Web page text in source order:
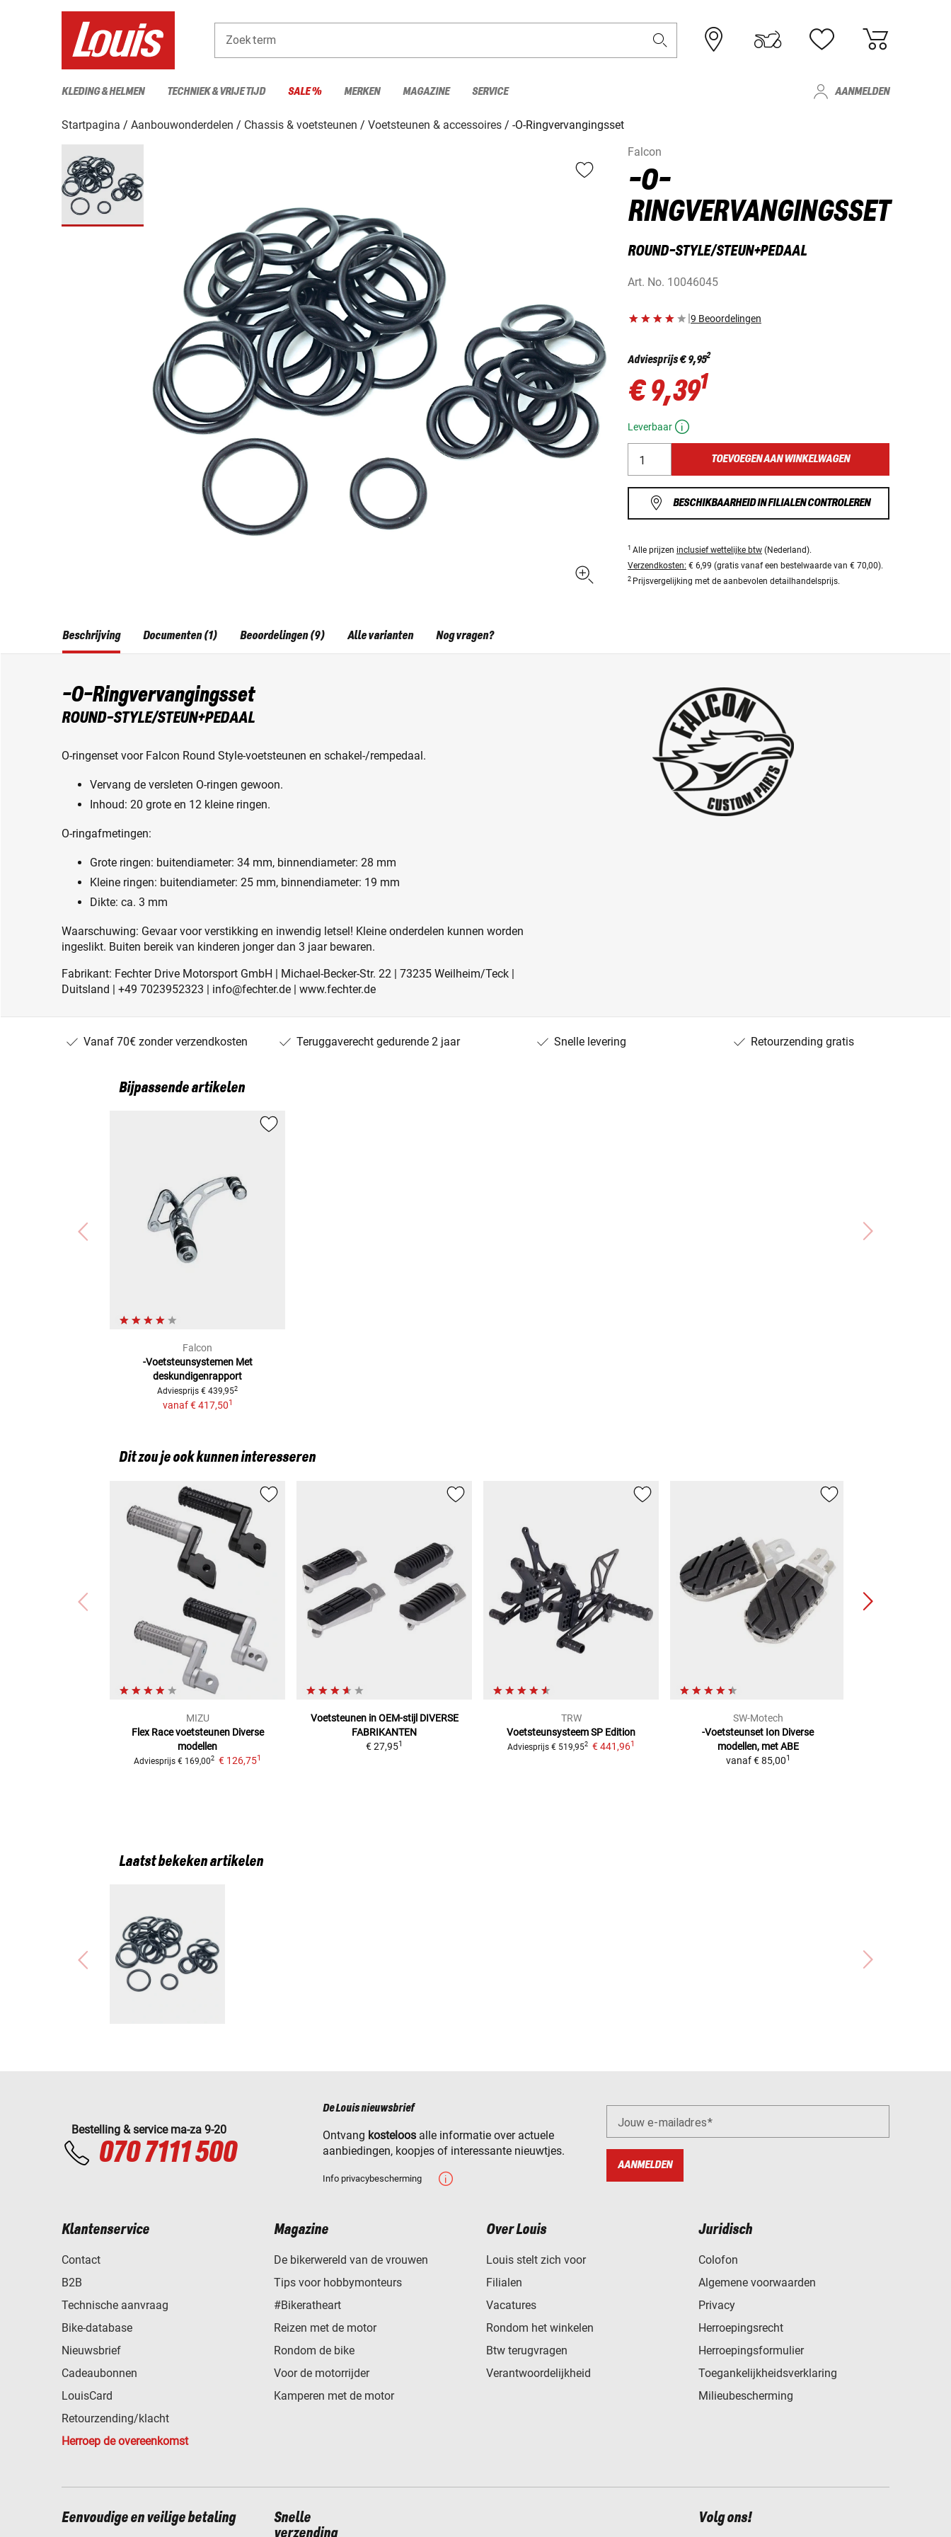
Zoekterm
KLEDING & HELMEN TECHNIEK & VRIJE TIJD SALE % MERKEN MAGAZINE SERVICE AANMELDEN
Startpagina Aanbouwonderdelen Chassis & voetsteunen Voetsteunen & accessoires
-O-Ringvervangingsset
Falcon
-O-
RINGVERVANGINGSSET
ROUND-STYLE/STEUN+PEDAAL
Art. No. 10046045
|9 Beoordelingen
Adviesprijs€ 9,952
€ 9,391
Leverbaar
TOEVOEGEN AAN WINKELWAGEN
BESCHIKBAARHEID IN FILIALEN CONTROLEREN
1 Alle prijzen inclusief wettelijke btw (Nederland).
Verzendkosten: € 6,99 (gratis vanaf een bestelwaarde van € 70,00).
2 Prijsvergelijking met de aanbevolen detailhandelsprijs.
Beschrijving
-O-Ringvervangingsset
ROUND-STYLE/STEUN+PEDAAL
O-ringenset voor Falcon Round Style-voetsteunen en schakel-/rempedaal.
Vervang de versleten O-ringen gewoon.
Inhoud: 20 grote en 12 kleine ringen.
O-ringafmetingen:
Grote ringen: buitendiameter: 34 mm, binnendiameter: 28 mm
Kleine ringen: buitendiameter: 25 mm, binnendiameter: 19 mm
Dikte: ca. 3 mm
Waarschuwing: Gevaar voor verstikking en inwendig letsel! Kleine onderdelen kunnen worden
ingeslikt. Buiten bereik van kinderen jonger dan 3 jaar bewaren.
Fabrikant: Fechter Drive Motorsport GmbH | Michael-Becker-Str. 22 | 73235 Weilheim/Teck |
Duitsland | +49 7023952323 | info@fechter.de | www.fechter.de
Documenten (1) Beoordelingen (9) Alle varianten Nog vragen?
Vanaf 70€ zonder verzendkosten Teruggaverecht gedurende 2 jaar Snelle levering Retourzending gratis
Bijpassende artikelen
Falcon
-Voetsteunsystemen Met
deskundigenrapport
Adviesprijs € 439,952
vanaf € 417,501
Dit zou je ook kunnen interesseren
MIZU
Flex Race voetsteunen Diverse
modellen
Adviesprijs € 169,002 € 126,751
Voetsteunen in OEM-stijl DIVERSE
FABRIKANTEN
€ 27,951
TRW
VoetsteunsysteemSP Edition
Adviesprijs € 519,952 € 441,961
SW-Motech
-Voetsteunset Ion Diverse
modellen, met ABE
vanaf € 85,001
Laatst bekeken artikelen
Bestelling & service ma-za 9-20
070 7111 500
De Louis nieuwsbrief
Ontvang kosteloos alle informatie over actuele
aanbiedingen, koopjes of interessante nieuwtjes.
Info privacybescherming
Jouw e-mailadres
AANMELDEN
Klantenservice
Contact
B2B
Technische aanvraag
Bike-database
Nieuwsbrief
Cadeaubonnen
LouisCard
Retourzending/klacht
Herroep de overeenkomst
Magazine
De bikerwereld van de vrouwen
Tips voor hobbymonteurs
#Bikeratheart
Reizen met de motor
Rondom de bike
Voor de motorrijder
Kamperen met de motor
Over Louis
Louis stelt zich voor
Filialen
Vacatures
Rondom het winkelen
Btw terugvragen
Verantwoordelijkheid
Juridisch
Colofon
Algemene voorwaarden
Privacy
Herroepingsrecht
Herroepingsformulier
Toegankelijkheidsverklaring
Milieubescherming
Eenvoudige en veilige betaling
Snelle
verzending
Volg ons!